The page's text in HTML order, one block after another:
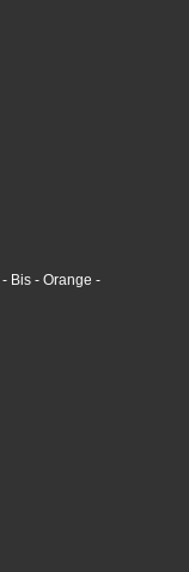
- Bis - Orange -